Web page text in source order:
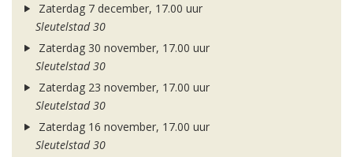
Zaterdag 7 december, 17.00 uur
Sleutelstad 30
Zaterdag 30 november, 17.00 uur
Sleutelstad 30
Zaterdag 23 november, 17.00 uur
Sleutelstad 30
Zaterdag 16 november, 17.00 uur
Sleutelstad 30